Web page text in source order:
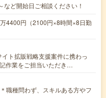
ど開始日ご相談ください！
4400円（2100円×8時間×8日勤
ト拡販戦略支援案件に携わっ
作業をご担当いただき…
職種問わず、スキルある方やフ